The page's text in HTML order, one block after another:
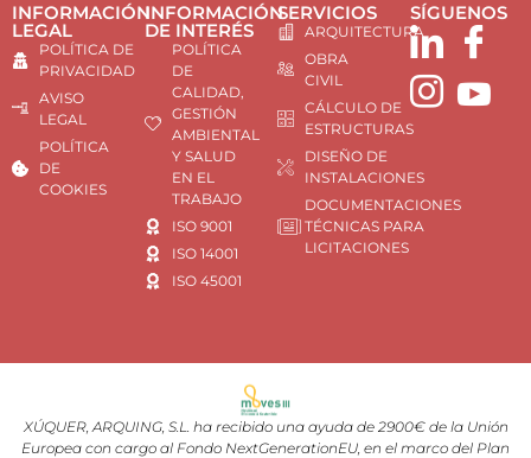
INFORMACIÓN
LEGAL
POLÍTICA DE
PRIVACIDAD
AVISO
LEGAL
POLÍTICA
DE
COOKIES
INFORMACIÓN
DE INTERÉS
POLÍTICA
DE
CALIDAD,
GESTIÓN
AMBIENTAL
Y SALUD
EN EL
TRABAJO
ISO 9001
ISO 14001
ISO 45001
SERVICIOS
ARQUITECTURA
OBRA
CIVIL
CÁLCULO DE
ESTRUCTURAS
DISEÑO DE
INSTALACIONES
DOCUMENTACIONES
TÉCNICAS PARA
LICITACIONES
SÍGUENOS
XÚQUER, ARQUING, S.L. ha recibido una ayuda de 2900€ de la Unión
Europea con cargo al Fondo NextGenerationEU, en el marco del Plan